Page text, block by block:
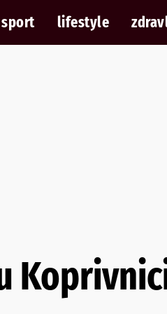
sport lifestyle